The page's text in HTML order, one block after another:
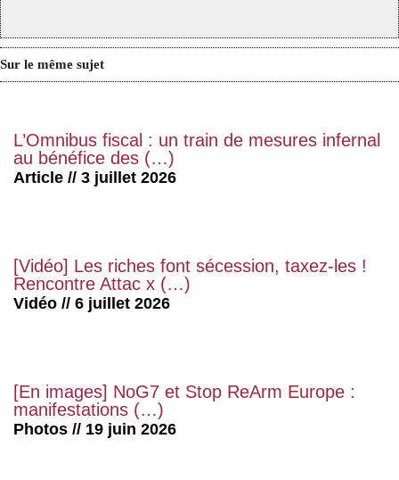
Sur le même sujet
L’Omnibus fiscal : un train de mesures infernal
au bénéfice des (…)
Article // 3 juillet 2026
[Vidéo] Les riches font sécession, taxez-les !
Rencontre Attac x (…)
Vidéo // 6 juillet 2026
[En images] NoG7 et Stop ReArm Europe :
manifestations (…)
Photos // 19 juin 2026